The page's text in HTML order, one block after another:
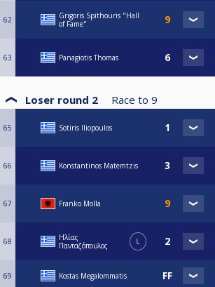
62
Grigoris Spithouris "Hall
of Fame"
63 Panagiotis Thomas
Loser round 2 Race to 9
65 Sotiris Iliopoulos
66 Konstantinos Matemtzis
67 Franko Molla
68
Ηλίας
Πανταζόπουλος
L
69 Kostas Megalommatis